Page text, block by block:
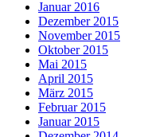
Januar 2016
Dezember 2015
November 2015
Oktober 2015
Mai 2015
April 2015
März 2015
Februar 2015
Januar 2015